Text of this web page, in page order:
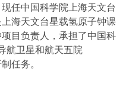
任中国科学院上海天文台
海天文台星载氢原子钟课
目负责人，承担了中国科
航卫星和航天五院
任务。